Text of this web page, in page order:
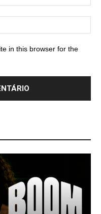
in this browser for the